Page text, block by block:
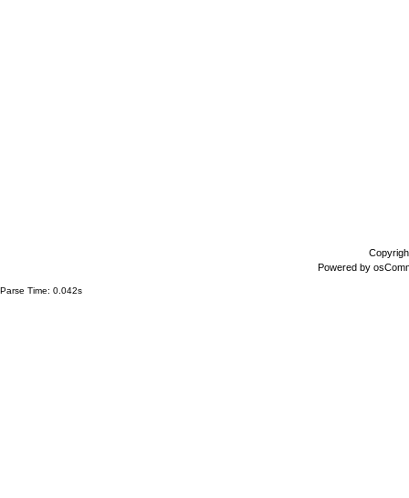
Powered by
Parse Time: 0.042s